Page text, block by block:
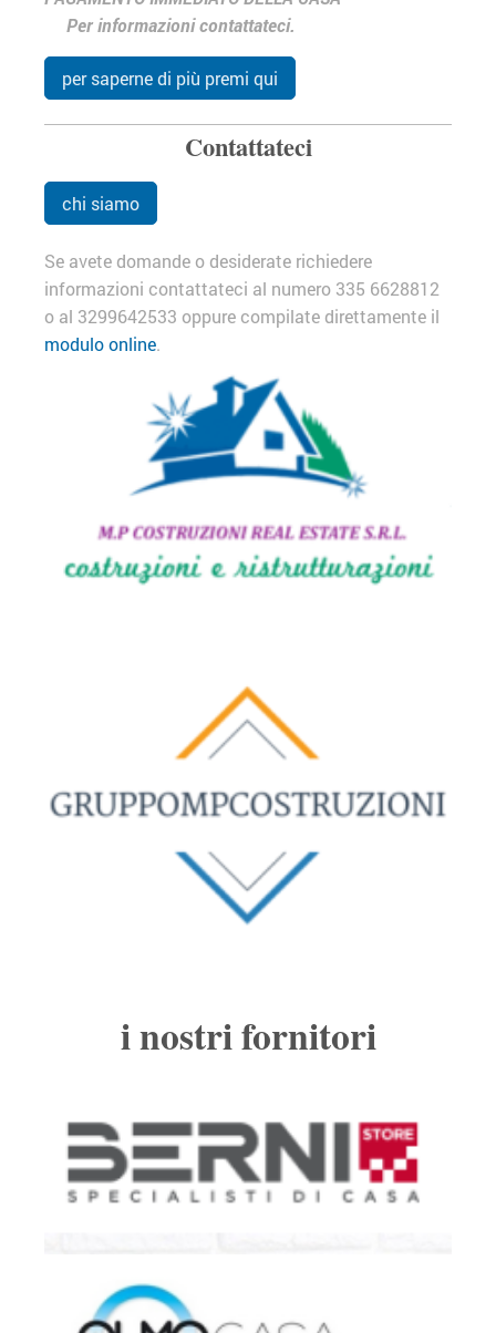
Per informazioni contattateci.
per saperne di più premi qui
Contattateci
chi siamo
Se avete domande o desiderate richiedere
informazioni contattateci al numero 335 6628812
o al 3299642533 oppure compilate direttamente il
modulo online.
i nostri fornitori